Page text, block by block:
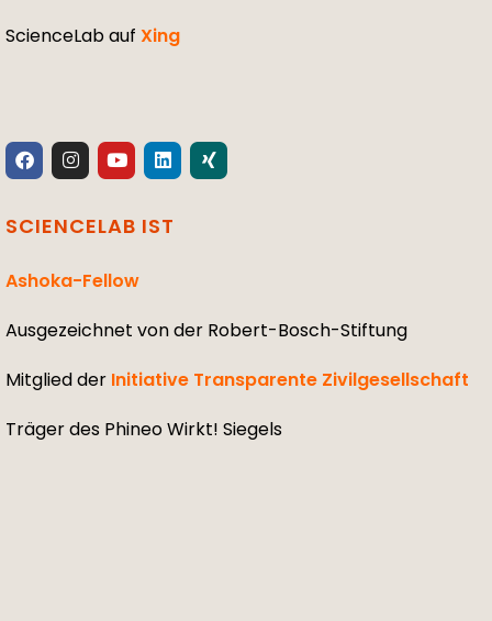
ScienceLab auf Xing
SCIENCELAB IST
Ashoka-Fellow
Ausgezeichnet von der Robert-Bosch-Stiftung
Mitglied der Initiative Transparente Zivilgesellschaft
Träger des Phineo Wirkt! Siegels